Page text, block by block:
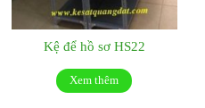
Kệ để hồ sơ HS22
Xem thêm